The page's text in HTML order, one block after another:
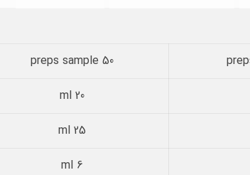
50 preps sample
20 ml
25 ml
6 ml